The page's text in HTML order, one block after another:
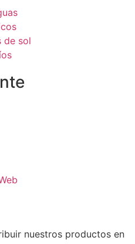
de sol
nuestros productos en